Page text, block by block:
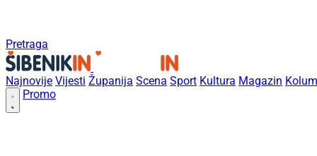
Pretraga
Najnovije Vijesti Županija Scena Sport Kultura Magazin
Promo